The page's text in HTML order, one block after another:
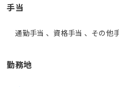
手当
通勤手当 、資格手当 、その他
勤務地